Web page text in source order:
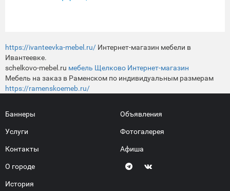
https://ivanteevka-mebel.ru/ Интернет-магазин мебели в
Ивантеевке.
schelkovo-mebel.ru мебель Щелково Интернет-магазин
Мебель на заказ в Раменском по индивидуальным размерам
https://ramenskoemeb.ru/
Баннеры
Услуги
Контакты
О городе
История
Объявления
Фотогалерея
Афиша